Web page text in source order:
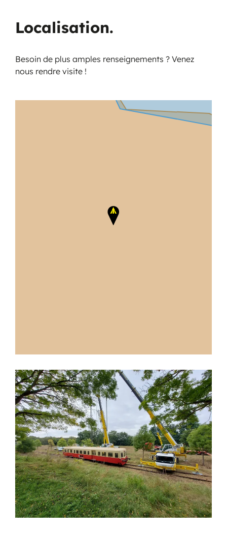
Localisation.
Besoin de plus amples renseignements ? Venez
nous rendre visite !